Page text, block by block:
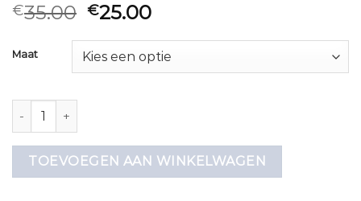
€35.00 €25.00
Maat
witte t shirts heren hema aantal
TOEVOEGEN AAN WINKELWAGEN